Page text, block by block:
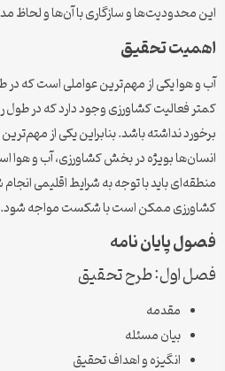
این محدودیت‌ها و سازگاری با آن‌ها و لحاظ
اهمیت تحقیق
آب و هوا یکی از مهم‌ترین عواملی است که در
کمتر فعالیت کشاورزی وجود دارد که در طول
برخورد نداشته باشد. بنابراین یکی از
انسان‌ها بویژه در بخش کشاورزی، آب و هوا
منطقه‌ای باید با توجه به شرایط اقلیمی
کشاورزی ممکن است با شکست مواجه شود.
فصول پایان نامه
فصل اول: طرح تحقیق
مقدمه
بیان مسئله
انگیزه و اهداف تحقیق